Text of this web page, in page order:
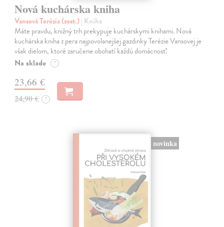
Nová kuchárska kniha
Vansová Terézia (zost.)| Kniha
Máte pravdu, knižný trh prekypuje kuchárskymi knihami. Nová
kuchárska kniha z pera najpovolanejšej gazdinky Terézie Vansovej je
však dielom, ktoré zaručene obohatí každú domácnosť.
Na sklade ?
23,66 €
24,90 € ?
novinka